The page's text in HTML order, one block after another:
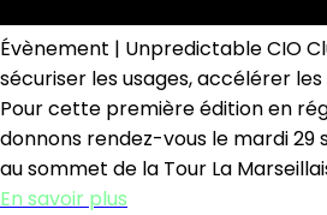
Évènement | Unpredictable CIO
sécuriser les usages, accélérer
Pour cette première édition en
donnons rendez-vous le mardi 29
au sommet de la Tour La
En savoir plus